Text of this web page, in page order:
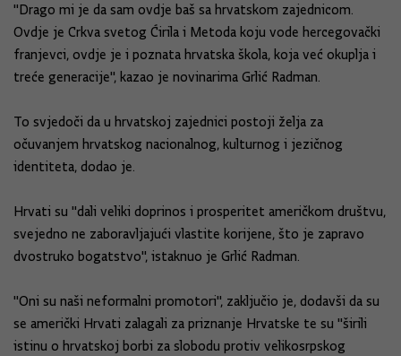
"Drago mi je da sam ovdje baš sa hrvatskom zajednicom.
Ovdje je Crkva svetog Ćirila i Metoda koju vode hercegovački
franjevci, ovdje je i poznata hrvatska škola, koja već okuplja i
treće generacije", kazao je novinarima Grlić Radman.
To svjedoči da u hrvatskoj zajednici postoji želja za
očuvanjem hrvatskog nacionalnog, kulturnog i jezičnog
identiteta, dodao je.
Hrvati su "dali veliki doprinos i prosperitet američkom društvu,
svejedno ne zaboravljajući vlastite korijene, što je zapravo
dvostruko bogatstvo", istaknuo je Grlić Radman.
"Oni su naši neformalni promotori", zaključio je, dodavši da su
se američki Hrvati zalagali za priznanje Hrvatske te su "širili
istinu o hrvatskoj borbi za slobodu protiv velikosrpskog